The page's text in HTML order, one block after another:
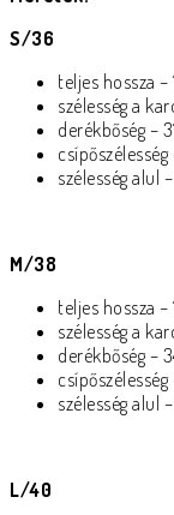
S/36
teljes hossza –
szélesség a
derékbőség –
szélesség alul
M/38
teljes hossza –
szélesség a
derékbőség –
szélesség alul
L/40